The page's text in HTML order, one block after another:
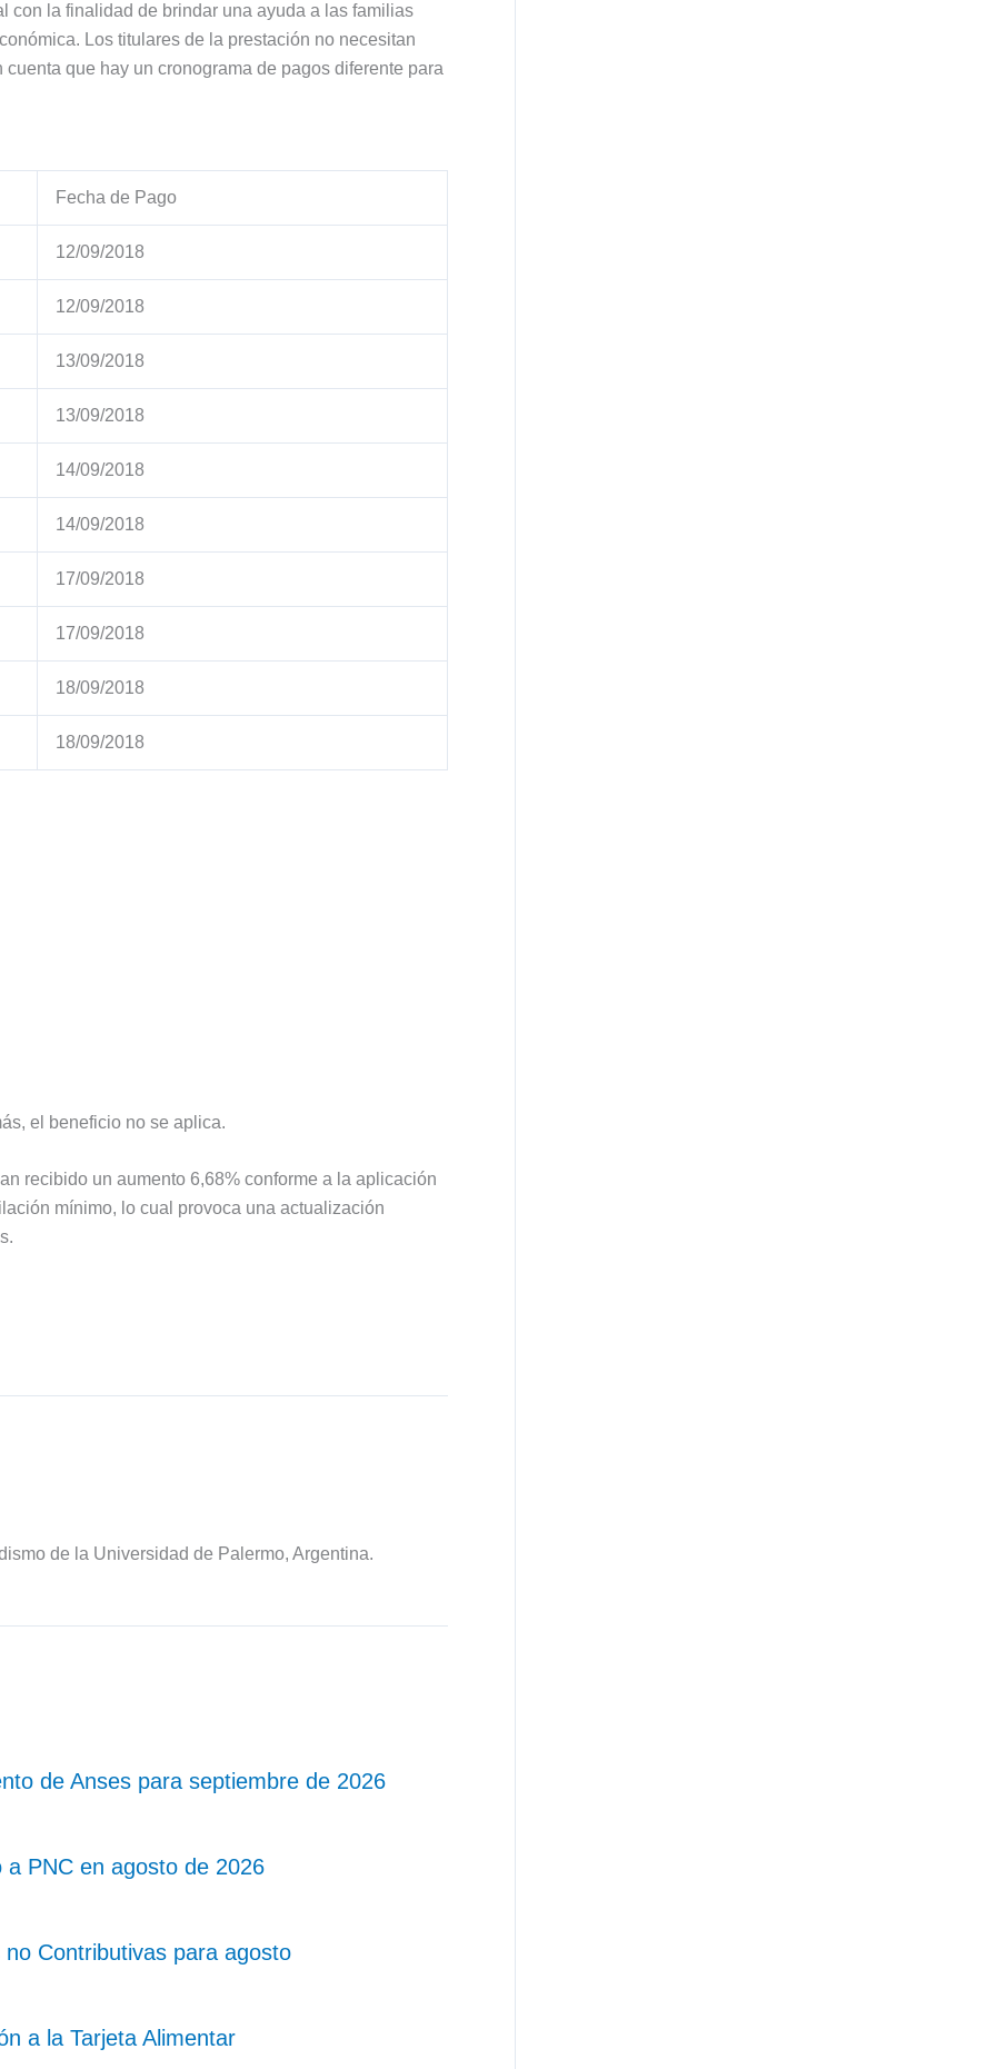
con la finalidad de brindar una ayuda a las familias
Los titulares de la prestación no necesitan
que hay un cronograma de pagos diferente para
Fecha de Pago
12/09/2018
12/09/2018
13/09/2018
13/09/2018
14/09/2018
14/09/2018
17/09/2018
17/09/2018
18/09/2018
18/09/2018
el beneficio no se aplica.
recibido un aumento 6,68% conforme a la aplicación
mínimo, lo cual provoca una actualización
de la Universidad de Palermo, Argentina.
de Anses para septiembre de 2026
PNC en agosto de 2026
Contributivas para agosto
a la Tarjeta Alimentar